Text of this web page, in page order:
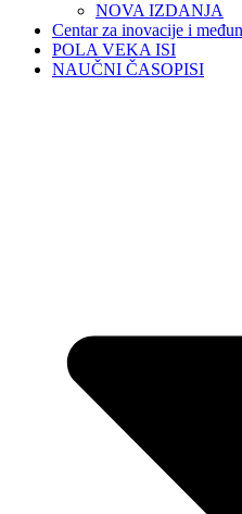
NOVA IZDANJA
Centar za inovacije i
POLA VEKA ISI
NAUČNI ČASOPISI